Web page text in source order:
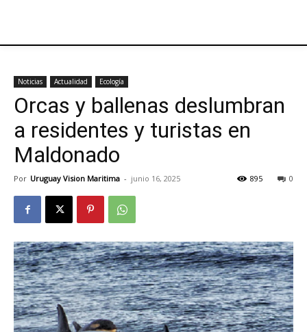
Noticias Actualidad Ecología
Orcas y ballenas deslumbran
a residentes y turistas en
Maldonado
Por Uruguay Vision Maritima - junio 16, 2025 0
895